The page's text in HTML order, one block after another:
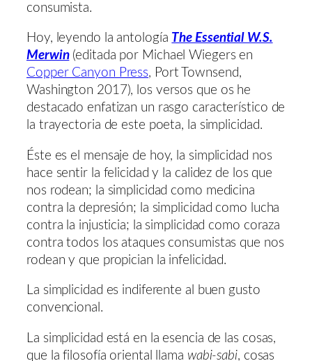
consumista.
Hoy, leyendo la antología The Essential W.S.
Merwin(editada por Michael Wiegers en
Copper Canyon Press, Port Townsend,
Washington 2017), los versos que os he
destacado enfatizan un rasgo característico de
la trayectoria de este poeta, la simplicidad.
Éste es el mensaje de hoy, la simplicidad nos
hace sentir la felicidad y la calidez de los que
nos rodean; la simplicidad como medicina
contra la depresión; la simplicidad como lucha
contra la injusticia; la simplicidad como coraza
contra todos los ataques consumistas que nos
rodean y que propician la infelicidad.
La simplicidad es indiferente al buen gusto
convencional.
La simplicidad está en la esencia de las cosas,
que la filosofía oriental llama wabi-sabi, cosas